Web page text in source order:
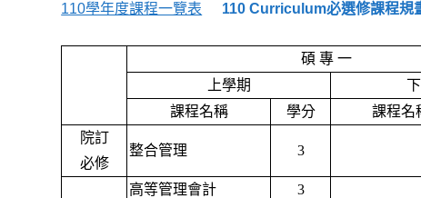
110學年度課程一覽表
110Curriculum必選修課程規
碩 專 一
上學期
課程名稱
學分 課程名
院訂
整合管理
3
必修
高等管理會計 3